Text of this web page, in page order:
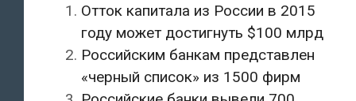
Отток капитала из России в 2015
году может достигнуть $100 млрд
Российским банкам представлен
«черный список» из 1500 фирм